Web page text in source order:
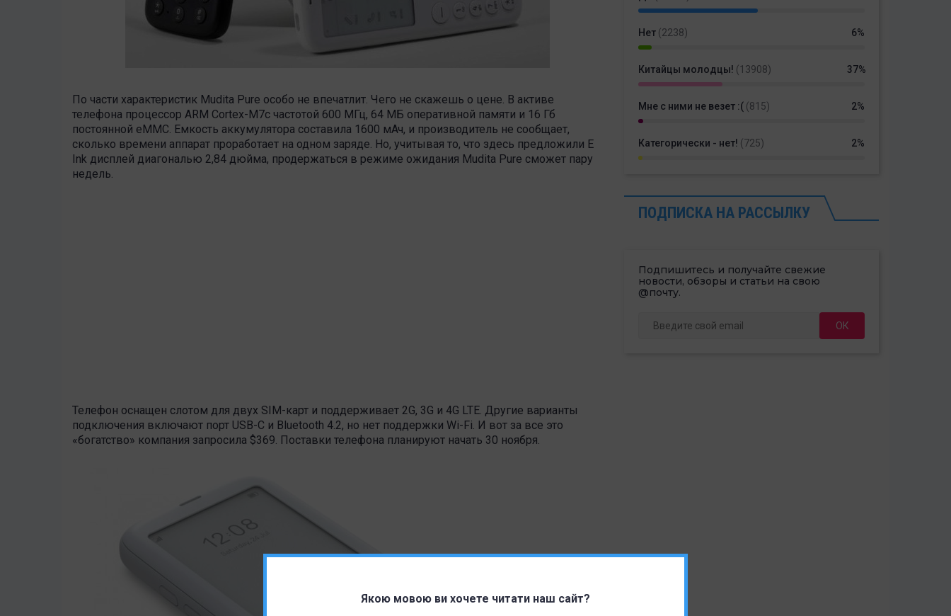
Якою мовою ви хочете читати наш сайт?
По части характеристик Mudita Pure особо не впечатлит. Чего не скажешь о цене. В активе
телефона процессор ARM Cortex-M7с частотой 600 МГц, 64 МБ оперативной памяти и 16 Гб
постоянной eMMC. Емкость аккумулятора составила 1600 мАч, и производитель не сообщает,
сколько времени аппарат проработает на одном заряде. Но, учитывая то, что здесь предложили E
Ink дисплей диагональю 2,84 дюйма, продержаться в режиме ожидания Mudita Pure сможет пару
недель.
Телефон оснащен слотом для двух SIM-карт и поддерживает 2G, 3G и 4G LTE. Другие варианты
подключения включают порт USB-C и Bluetooth 4.2, но нет поддержки Wi-Fi. И вот за все это
«богатство» компания запросила $369. Поставки телефона планируют начать 30 ноября.
Нет (2238) 6%
Китайцы молодцы! (13908) 37%
Мне с ними не везет :( (815) 2%
Категорически - нет! (725) 2%
ПОДПИСКА НА РАССЫЛКУ
Подпишитесь и получайте свежие
новости, обзоры и статьи на свою
@почту.
ОК